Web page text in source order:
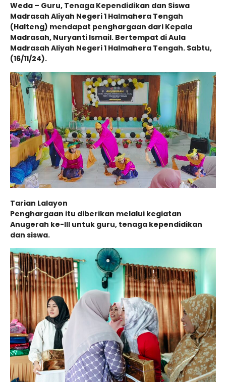
Weda – Guru, Tenaga Kependidikan dan Siswa
Madrasah Aliyah Negeri 1 Halmahera Tengah
(Halteng) mendapat penghargaan dari Kepala
Madrasah, Nuryanti Ismail. Bertempat di Aula
Madrasah Aliyah Negeri 1 Halmahera Tengah. Sabtu,
(16/11/24).
Tarian Lalayon
Penghargaan itu diberikan melalui kegiatan
Anugerah ke-III untuk guru, tenaga kependidikan
dan siswa.